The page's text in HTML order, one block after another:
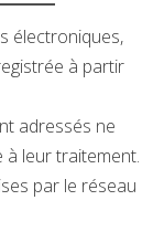
électroniques,
à partir
adressés ne
leur traitement.
par le réseau